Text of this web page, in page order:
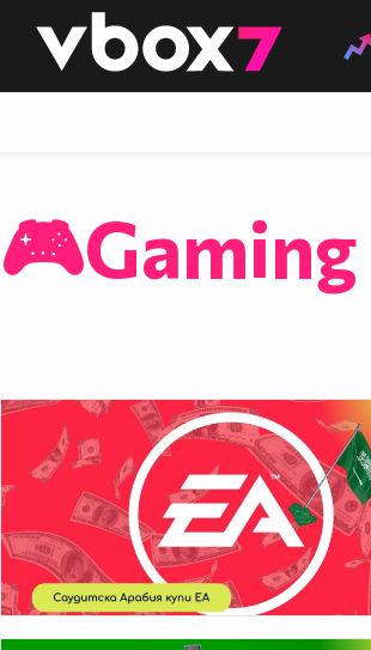
👾
🎮Gaming